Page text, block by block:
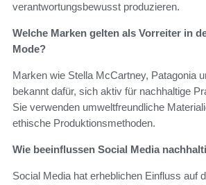
verantwortungsbewusst produzieren.
Welche Marken gelten als Vorreiter in
Mode?
Marken wie Stella McCartney, Patagonia
bekannt dafür, sich aktiv für nachhaltige
Sie verwenden umweltfreundliche
ethische Produktionsmethoden.
Wie beeinflussen Social Media
Social Media hat erheblichen Einfluss auf